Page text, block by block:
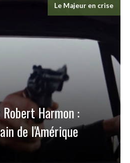
Le Majeur en crise
Harmon :
de l'Amérique